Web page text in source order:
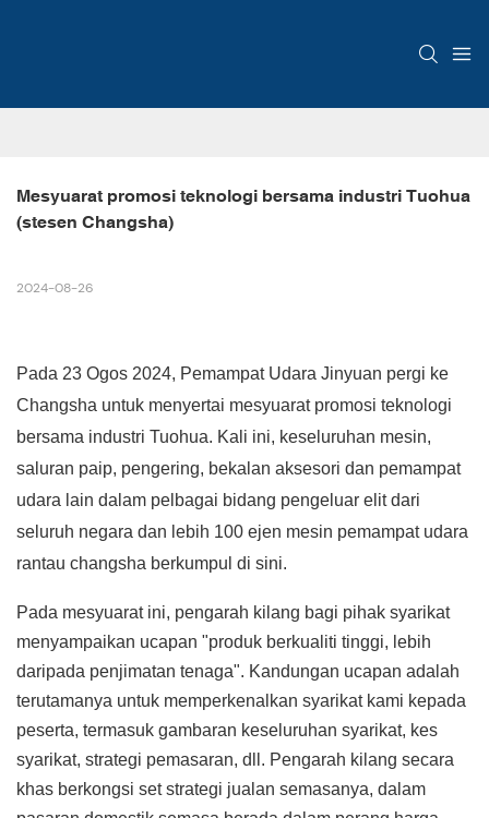
Mesyuarat promosi teknologi bersama industri Tuohua
(stesen Changsha)
2024-08-26
Pada 23 Ogos 2024, Pemampat Udara Jinyuan pergi ke
Changsha untuk menyertai mesyuarat promosi teknologi
bersama industri Tuohua. Kali ini, keseluruhan mesin,
saluran paip, pengering, bekalan aksesori dan pemampat
udara lain dalam pelbagai bidang pengeluar elit dari
seluruh negara dan lebih 100 ejen mesin pemampat udara
rantau changsha berkumpul di sini.
Pada mesyuarat ini, pengarah kilang bagi pihak syarikat
menyampaikan ucapan "produk berkualiti tinggi, lebih
daripada penjimatan tenaga". Kandungan ucapan adalah
terutamanya untuk memperkenalkan syarikat kami kepada
peserta, termasuk gambaran keseluruhan syarikat, kes
syarikat, strategi pemasaran, dll. Pengarah kilang secara
khas berkongsi set strategi jualan semasanya, dalam